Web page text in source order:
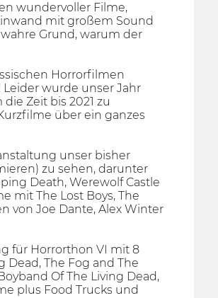
wundervoller Filme,
mit großem Sound
Grund, warum der
Horrorfilmen
wurde unser Jahr
Zeit bis 2021 zu
über ein ganzes
unser bisher
zu sehen, darunter
Death, Werewolf Castle
mit The Lost Boys, The
von Joe Dante, Alex Winter
für Horrorthon VI mit 8
Dead, The Fog and The
Of The Living Dead,
plus Food Trucks und